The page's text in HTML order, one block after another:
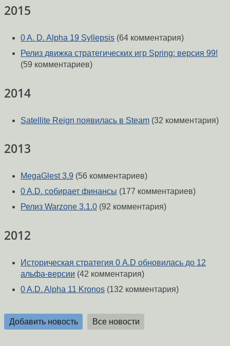
2015
0 A. D. Alpha 19 Syllepsis (64 комментария)
Релиз движка стратегических игр Spring: версия 99!
(59 комментариев)
2014
Satellite Reign появилась в Steam (32 комментария)
2013
MegaGlest 3.9 (56 комментариев)
0 A.D. собирает финансы (177 комментариев)
Релиз Warzone 3.1.0 (92 комментария)
2012
Историческая стратегия 0 A.D обновилась до 12
альфа-версии (42 комментария)
0 A.D. Alpha 11 Kronos (132 комментария)
Добавить новость Все новости